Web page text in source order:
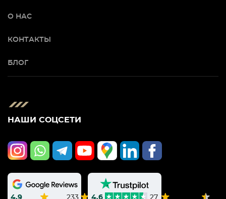
О НАС
КОНТАКТЫ
БЛОГ
НАШИ СОЦСЕТИ
4.9 233 4.6 27